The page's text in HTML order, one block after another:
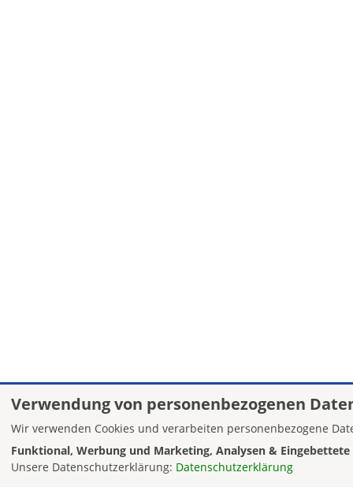
Verwendung von personenbezogenen
Wir verwenden Cookies und verarbeiten personenbezogene
Funktional, Werbung und Marketing, Analysen &
Unsere Datenschutzerklärung: Datenschutzerklärung